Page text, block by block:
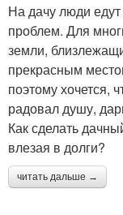
На дачу люди
проблем. Для
земли,
прекрасным
поэтому хочется,
радовал душу,
Как сделать
влезая в долги?
читать дальше →